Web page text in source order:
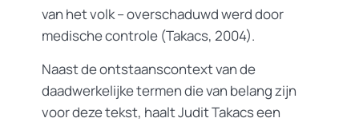
van het volk – overschaduwd werd door
medische controle (Takacs, 2004).
Naast de ontstaanscontext van de
daadwerkelijke termen die van belang zijn
voor deze tekst, haalt Judit Takacs een